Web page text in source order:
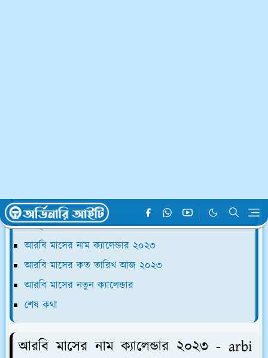
উপস্থাপনা
আরবি মাসের নাম ক্যালেন্ডার ২০২৩
আরবি মাসের কত তারিখ আজ ২০২৩
আরবি মাসের নতুন ক্যালেন্ডার
শেষ কথা
আরবি মাসের নাম ক্যালেন্ডার ২০২৩ - arbi